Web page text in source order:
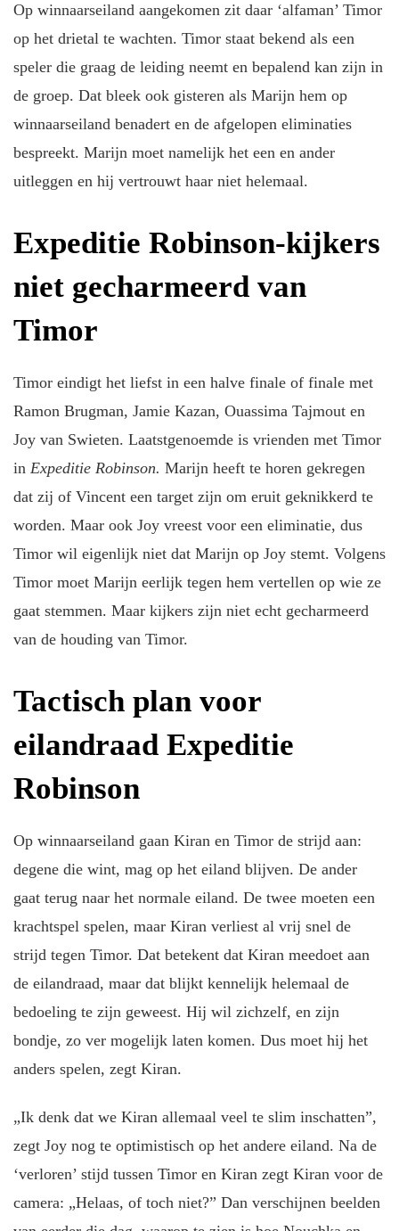
Op winnaarseiland aangekomen zit daar ‘alfaman’ Timor
op het drietal te wachten. Timor staat bekend als een
speler die graag de leiding neemt en bepalend kan zijn in
de groep. Dat bleek ook gisteren als Marijn hem op
winnaarseiland benadert en de afgelopen eliminaties
bespreekt. Marijn moet namelijk het een en ander
uitleggen en hij vertrouwt haar niet helemaal.
Expeditie Robinson-kijkers
niet gecharmeerd van
Timor
Timor eindigt het liefst in een halve finale of finale met
Ramon Brugman, Jamie Kazan, Ouassima Tajmout en
Joy van Swieten. Laatstgenoemde is vrienden met Timor
in Expeditie Robinson. Marijn heeft te horen gekregen
dat zij of Vincent een target zijn om eruit geknikkerd te
worden. Maar ook Joy vreest voor een eliminatie, dus
Timor wil eigenlijk niet dat Marijn op Joy stemt. Volgens
Timor moet Marijn eerlijk tegen hem vertellen op wie ze
gaat stemmen. Maar kijkers zijn niet echt gecharmeerd
van de houding van Timor.
Tactisch plan voor
eilandraad Expeditie
Robinson
Op winnaarseiland gaan Kiran en Timor de strijd aan:
degene die wint, mag op het eiland blijven. De ander
gaat terug naar het normale eiland. De twee moeten een
krachtspel spelen, maar Kiran verliest al vrij snel de
strijd tegen Timor. Dat betekent dat Kiran meedoet aan
de eilandraad, maar dat blijkt kennelijk helemaal de
bedoeling te zijn geweest. Hij wil zichzelf, en zijn
bondje, zo ver mogelijk laten komen. Dus moet hij het
anders spelen, zegt Kiran.
„Ik denk dat we Kiran allemaal veel te slim inschatten”,
zegt Joy nog te optimistisch op het andere eiland. Na de
‘verloren’ stijd tussen Timor en Kiran zegt Kiran voor de
camera: „Helaas, of toch niet?” Dan verschijnen beelden